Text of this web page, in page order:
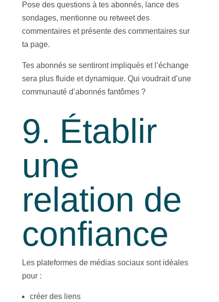
Pose des questions à tes abonnés, lance des
sondages, mentionne ou retweet des
commentaires et présente des commentaires sur
ta page.
Tes abonnés se sentiront impliqués et l’échange
sera plus fluide et dynamique. Qui voudrait d’une
communauté d’abonnés fantômes ?
9. Établir
une
relation de
confiance
Les plateformes de médias sociaux sont idéales
pour :
créer des liens